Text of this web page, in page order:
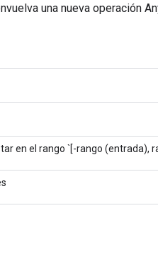
una nueva operación
en el rango `[-rango (entrada),